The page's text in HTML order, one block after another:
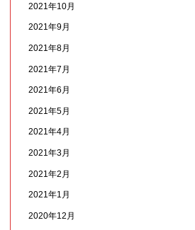
2021年10月
2021年9月
2021年8月
2021年7月
2021年6月
2021年5月
2021年4月
2021年3月
2021年2月
2021年1月
2020年12月